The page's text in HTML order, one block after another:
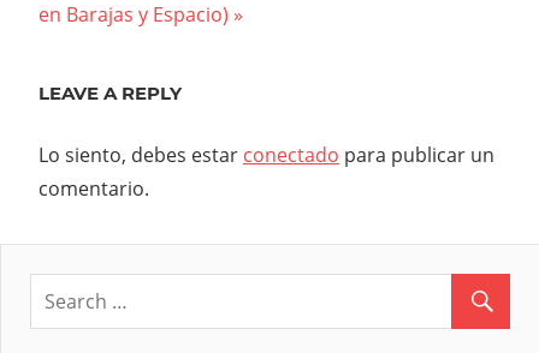
entradas
Post:
en Barajas y Espacio)
LEAVE A REPLY
Lo siento, debes estar conectado para publicar un
comentario.